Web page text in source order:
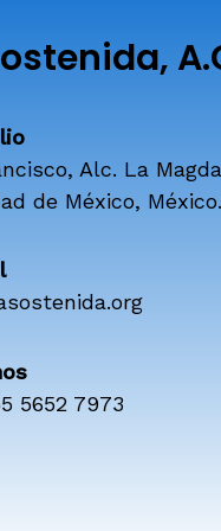
Alc. La
de México, México.
5652 7973